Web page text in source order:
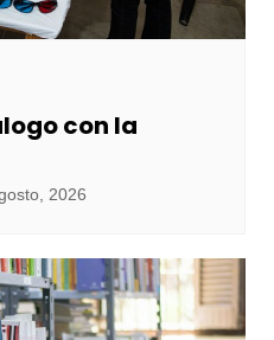
con la
2026